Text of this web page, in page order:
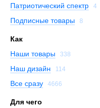
Патриотический спектр 4
Подписные товары 8
Как
Наши товары
338
Наш дизайн 114
Все сразу 4666
Для чего